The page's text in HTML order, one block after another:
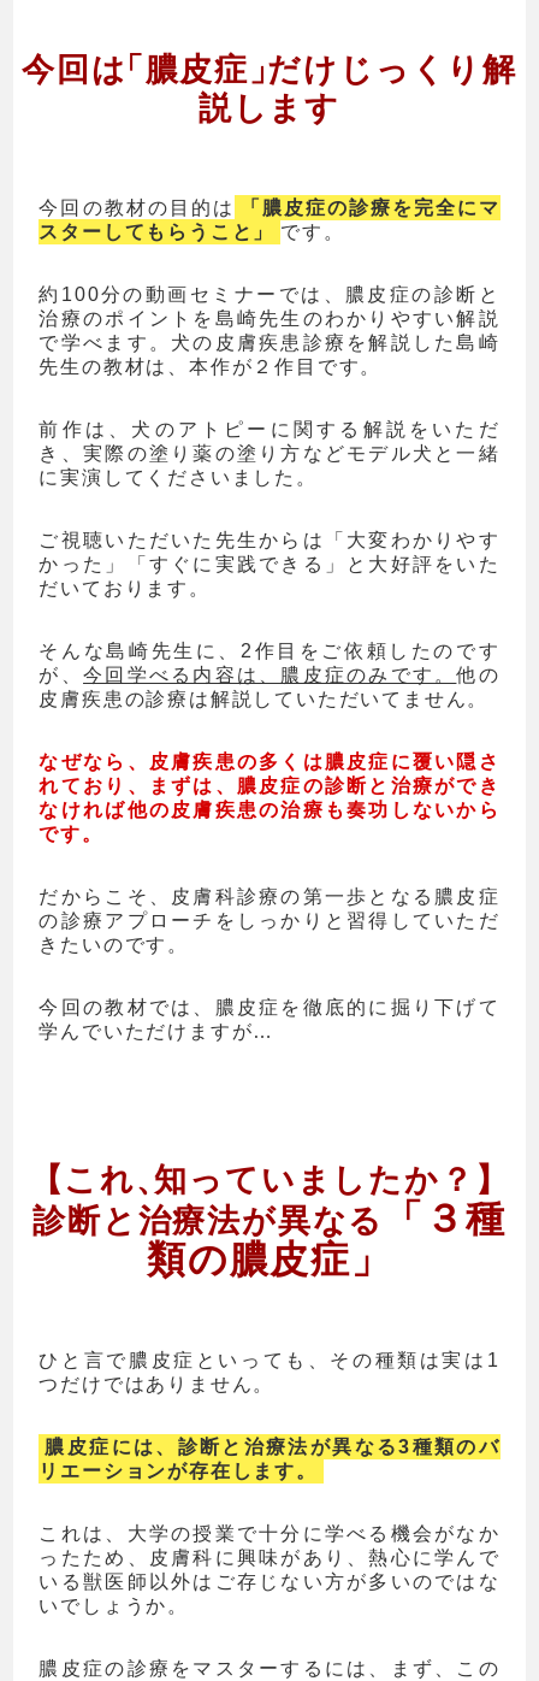
今回は「 膿皮症 」
だけ じっくり解
説します
今回の教材の目的は
「膿皮症の診療を完全にマ
スターしてもらうこと」
です。
約100分の動画セミナーでは、膿皮症の診断と
治療のポイントを島崎先生のわかりやすい解説
で学べます。犬の皮膚疾患診療を解説した島崎
先生の教材は、本作が２作目です。
前作は、犬のアトピーに関する解説をいただ
き、実際の塗り薬の塗り方などモデル犬と一緒
に実演してくださいました。
ご視聴いただいた先生からは「大変わかりやす
かった」「すぐに実践できる」と大好評をいた
だいております。
そんな島崎先生に、2作目をご依頼したのです
が、今回学べる内容は、膿皮症のみです。他の
皮膚疾患の診療は解説していただいてません。
なぜなら、皮膚疾患の多くは膿皮症に覆い隠さ
れており、まずは、膿皮症の診断と治療ができ
なければ他の皮膚疾患の治療も奏功しないから
です。
だからこそ、皮膚科診療の第一歩となる膿皮症
の診療アプローチをしっかりと習得していただ
きたいのです。
今回の教材では、膿皮症を徹底的に掘り下げて
学んでいただけますが…
【これ、知っていましたか？】
診断と治療法が異なる
「３種
類の膿皮症」
ひと言で膿皮症といっても、その種類は実は1
つだけではありません。
膿皮症には、診断と治療法が異なる3種類のバ
リエーションが存在します。
これは、大学の授業で十分に学べる機会がなか
ったため、皮膚科に興味があり、熱心に学んで
いる獣医師以外はご存じない方が多いのではな
いでしょうか。
膿皮症の診療をマスターするには、まず、この